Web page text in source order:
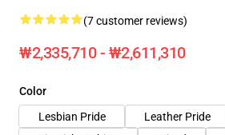
(7 customer reviews)
₩2,335,710 - ₩2,611,310
Color
Lesbian Pride
Leather Pride